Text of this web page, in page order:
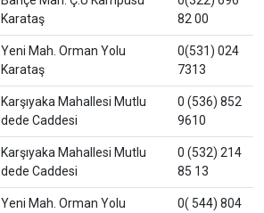
Karataş
82 00
Yeni Mah. Orman Yolu
Karataş
0(531) 024
7313
Karşıyaka Mahallesi Mutlu
dede Caddesi
0 (536) 852
9610
Karşıyaka Mahallesi Mutlu
dede Caddesi
0 (532) 214
85 13
Yeni Mah. Orman Yolu
0( 544) 804